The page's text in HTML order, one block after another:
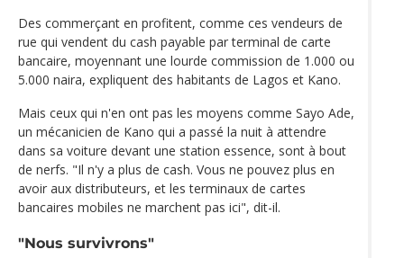
Des commerçant en profitent, comme ces vendeurs de
rue qui vendent du cash payable par terminal de carte
bancaire, moyennant une lourde commission de 1.000 ou
5.000 naira, expliquent des habitants de Lagos et Kano.
Mais ceux qui n'en ont pas les moyens comme Sayo Ade,
un mécanicien de Kano qui a passé la nuit à attendre
dans sa voiture devant une station essence, sont à bout
de nerfs. "Il n'y a plus de cash. Vous ne pouvez plus en
avoir aux distributeurs, et les terminaux de cartes
bancaires mobiles ne marchent pas ici", dit-il.
"Nous survivrons"